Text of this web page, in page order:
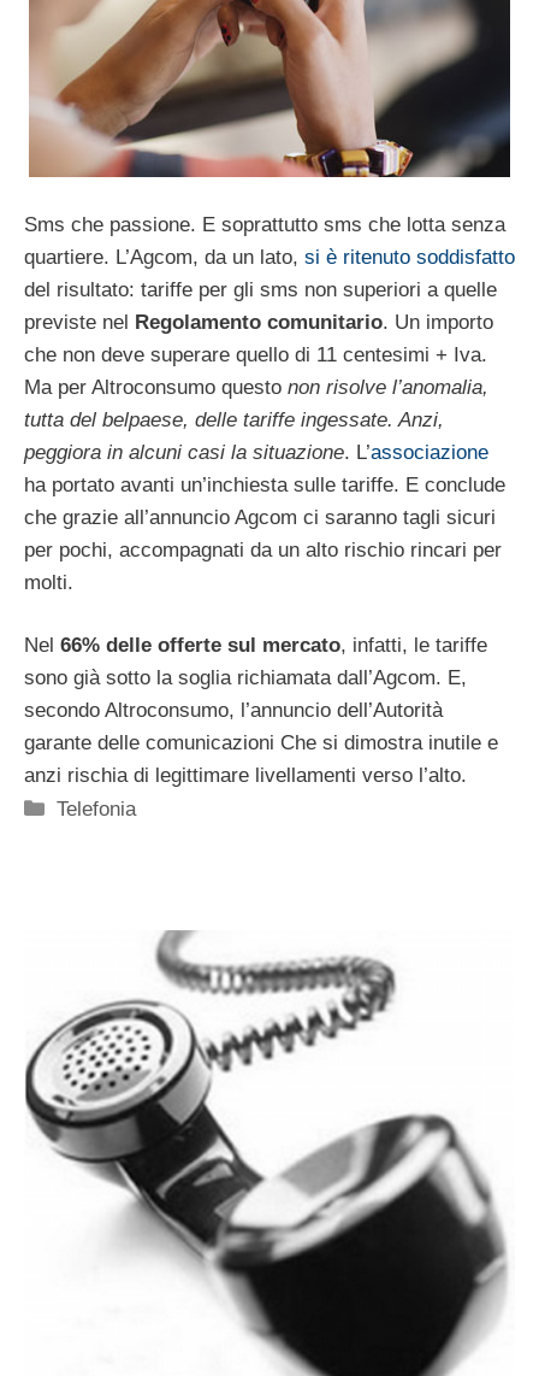
Sms che passione. E soprattutto sms che lotta senza
quartiere. L’Agcom, da un lato, si è ritenuto soddisfatto
del risultato: tariffe per gli sms non superiori a quelle
previste nel Regolamento comunitario. Un importo
che non deve superare quello di 11 centesimi + Iva.
Ma per Altroconsumo questo non risolve l’anomalia,
tutta del belpaese, delle tariffe ingessate. Anzi,
peggiora in alcuni casi la situazione. L’associazione
ha portato avanti un’inchiesta sulle tariffe. E conclude
che grazie all’annuncio Agcom ci saranno tagli sicuri
per pochi, accompagnati da un alto rischio rincari per
molti.
Nel 66% delle offerte sul mercato, infatti, le tariffe
sono già sotto la soglia richiamata dall’Agcom. E,
secondo Altroconsumo, l’annuncio dell’Autorità
garante delle comunicazioni Che si dimostra inutile e
anzi rischia di legittimare livellamenti verso l’alto.
Categorie
Telefonia